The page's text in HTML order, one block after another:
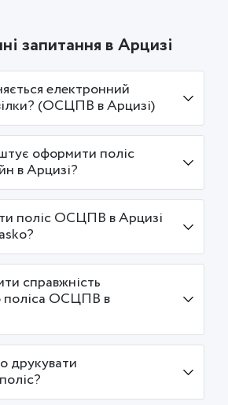
запитання в Арцизі
електронний
(ОСЦПВ в Арцизі)
оформити поліс
в Арцизі?
поліс ОСЦПВ в Арцизі
справжність
поліса ОСЦПВ в
друкувати